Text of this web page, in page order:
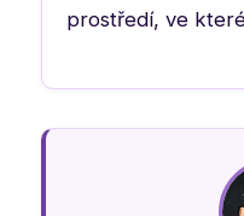
prostředí, ve